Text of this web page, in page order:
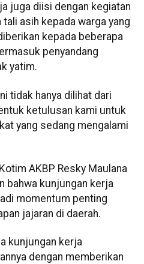
juga diisi dengan kegiatan
asih kepada warga yang
kepada beberapa
penyandang
yatim.
tidak hanya dilihat dari
ketulusan kami untuk
yang sedang mengalami
AKBP Resky Maulana
bahwa kunjungan kerja
momentum penting
jajaran di daerah.
kunjungan kerja
dengan memberikan